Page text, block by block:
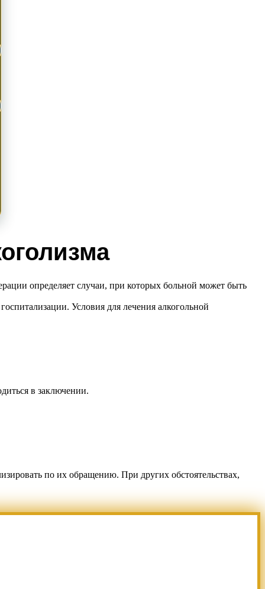
определяет случаи, при которых больной может быть
Условия для лечения алкогольной
в заключении.
по их обращению. При других обстоятельствах,